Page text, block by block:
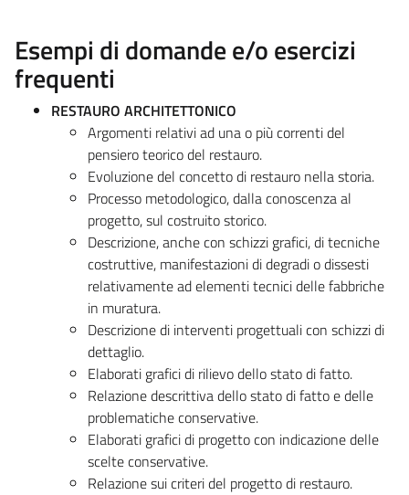
Esempi di domande e/o esercizi
frequenti
RESTAURO ARCHITETTONICO
Argomenti relativi ad una o più correnti del
pensiero teorico del restauro.
Evoluzione del concetto di restauro nella storia.
Processo metodologico, dalla conoscenza al
progetto, sul costruito storico.
Descrizione, anche con schizzi grafici, di tecniche
costruttive, manifestazioni di degradi o dissesti
relativamente ad elementi tecnici delle fabbriche
in muratura.
Descrizione di interventi progettuali con schizzi di
dettaglio.
Elaborati grafici di rilievo dello stato di fatto.
Relazione descrittiva dello stato di fatto e delle
problematiche conservative.
Elaborati grafici di progetto con indicazione delle
scelte conservative.
Relazione sui criteri del progetto di restauro.